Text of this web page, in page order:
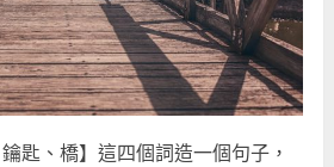
匙、橋】這四個詞造一個句子，